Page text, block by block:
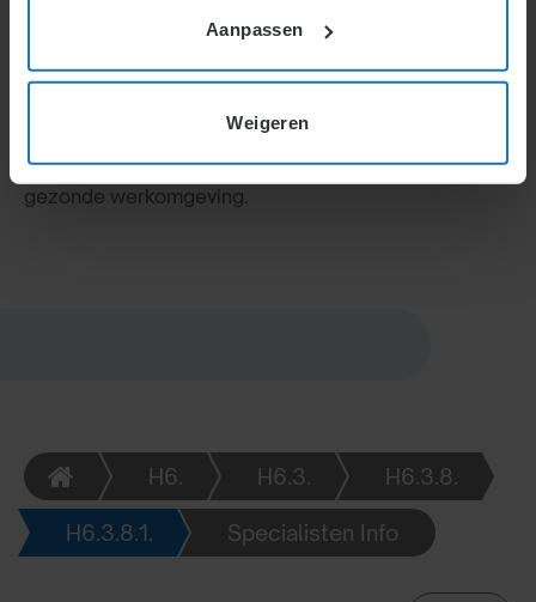
Aanpassen
Weigeren
secundaire beloningen. Variabele beloningen zoals
prestatiebeloning en cafetariamodellen stimuleren
motivatie, maar vereisen duidelijke criteria en
eerlijk en transparant zijn om conflicten te vermijden
en prestaties daadwerkelijk te stimuleren binnen een
gezonde werkomgeving.
H6. H6.3. H6.3.8.
H6.3.8.1. Specialisten Info